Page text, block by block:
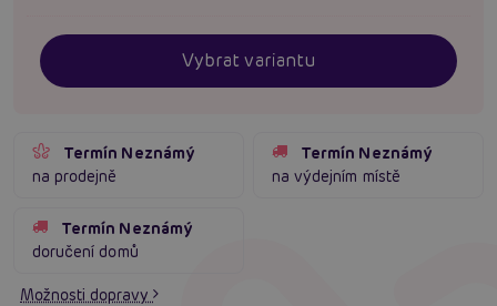
Vybrat variantu
Termín Neznámý
na prodejně
Termín Neznámý
na výdejním místě
Termín Neznámý
doručení domů
Možnosti dopravy